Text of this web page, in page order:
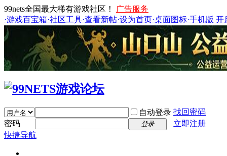
99nets全国最大稀有游戏社区！
广告服务
·游戏百宝箱·社区工具·查看新帖·设为首页·桌面图标·手机版 开
自动登录 找回密码
密码
登录
立即注册
快捷导航